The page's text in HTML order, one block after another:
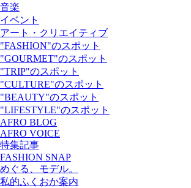
音楽
イベント
アート・クリエイティブ
"FASHION"のスポット
"GOURMET"のスポット
"TRIP"のスポット
"CULTURE"のスポット
"BEAUTY"のスポット
"LIFESTYLE"のスポット
AFRO BLOG
AFRO VOICE
特集記事
FASHION SNAP
めぐる、モデル。
私的ふくおか案内